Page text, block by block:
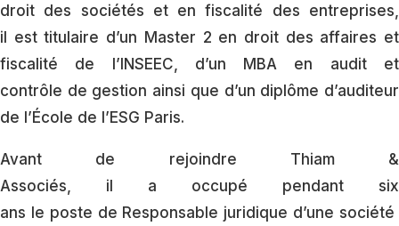
droit des sociétés et en fiscalité des entreprises,
il est titulaire d’un Master 2 en droit des affaires et
fiscalité de l’INSEEC, d’un MBA en audit et
contrôle de gestion ainsi que d’un diplôme d’auditeur
de l’École de l’ESG Paris.
Avant de rejoindre Thiam &
Associés, il a occupé pendant six
ans le poste de Responsable juridique d’une société